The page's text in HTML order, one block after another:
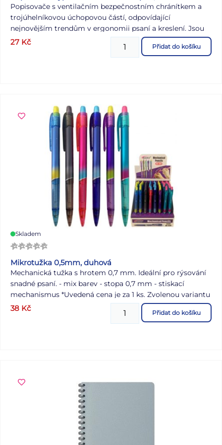
Popisovače s ventilačním bezpečnostním chránítkem a
trojúhelníkovou úchopovou částí, odpovídající
nejnovějším trendům v ergonomii psaní a kreslení. Jsou
vyrobeny z polypropylenu a odolávají vyschnutí
minimálně 3 roky. Válcové hroty o průměru 2 mm, odolné
27 Kč Přidat do košíku
Skladem
Mikrotužka 0,5mm, duhová
Mechanická tužka s hrotem 0,7 mm. Ideální pro rýsování
snadné psaní. - mix barev - stopa 0,7 mm - stiskací
mechanismus *Uvedená cena je za 1 ks. Zvolenou variantu
napište prosím do poznámky k objednávce. Pokud
nevyberete žádnou variantu, zasíláme náhodně dle
38 Kč Přidat do košíku